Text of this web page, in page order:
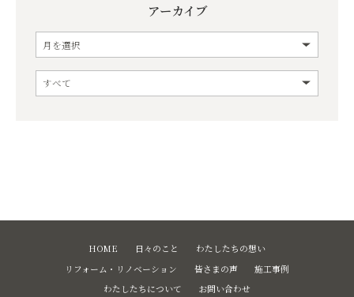
アーカイブ
HOME 日々のこと
わたしたちの想い
リフォーム・リノベーション
皆さまの声
施工事例
わたしたちについて
お問い合わせ